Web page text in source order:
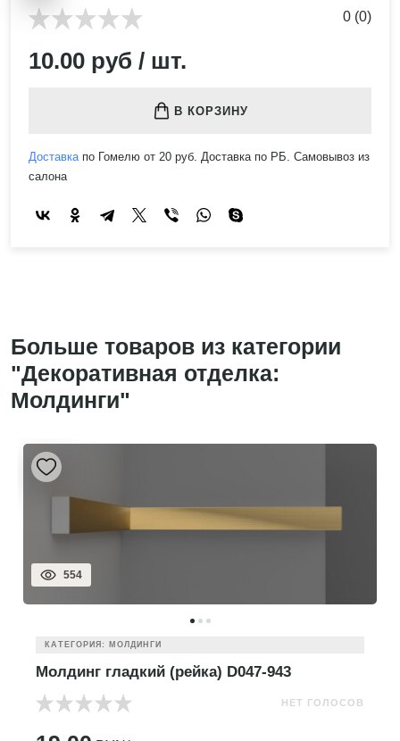
0 (0)
10.00 руб / шт.
В КОРЗИНУ
Доставкапо Гомелю от 20 руб. Доставка по РБ. Самовывоз из
салона
Больше товаров из категории
"Декоративная отделка:
Молдинги"
554
КАТЕГОРИЯ: МОЛДИНГИ
Молдинг гладкий (рейка) D047-943
НЕТ ГОЛОСОВ